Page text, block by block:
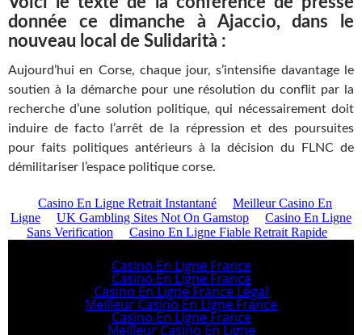
donnée ce dimanche à Ajaccio, dans le
nouveau local de Sulidarità :
Aujourd’hui en Corse, chaque jour, s’intensifie davantage le
soutien à la démarche pour une résolution du conflit par la
recherche d’une solution politique, qui nécessairement doit
induire de facto l’arrêt de la répression et des poursuites
pour faits politiques antérieurs à la décision du FLNC de
démilitariser l’espace politique corse.